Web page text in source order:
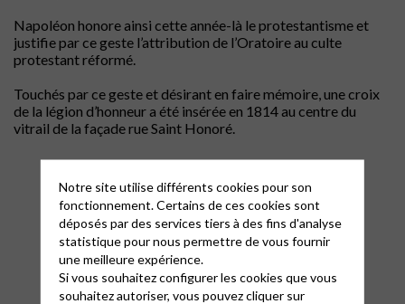
Napoléon honore ainsi cette année-là le protestantisme et
justifie par ce geste l’attribution de l’Oratoire au culte
protestant réformé.
Touchés par ce geste et désirant en faire mémoire, une croix
de la légion d’honneur a été insérée en 1814 au centre du
vitrail de la façade rue Saint Honoré.
Notre site utilise différents cookies pour son
fonctionnement. Certains de ces cookies sont
déposés par des services tiers à des fins d'analyse
statistique pour nous permettre de vous fournir
une meilleure expérience.
Si vous souhaitez configurer les cookies que vous
souhaitez autoriser, vous pouvez cliquer sur